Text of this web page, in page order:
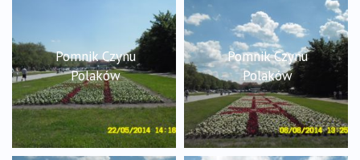
Pomnik Czynu
Polaków
Pomnik Czynu
Polaków